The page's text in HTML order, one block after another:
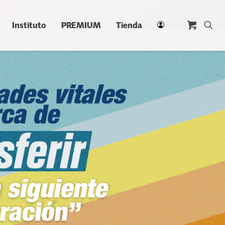
Instituto PREMIUM Tienda